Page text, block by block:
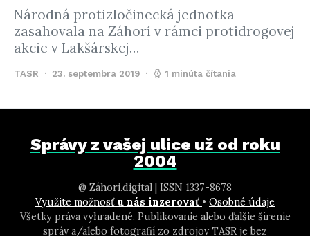
Národná protizločinecká jednotka
zasahovala na Záhorí v rámci protidrogovej
akcie v Lakšárskej…
TASR 23. septembra 2019 1 minúta čítania
Správy z vašej ulice už od roku
2004
@ Záhori.digital | ISSN 1337-8678
Využite možnosť u nás inzerovať • Osobné údaje
Všetky práva vyhradené. Publikovanie alebo ďalšie šírenie
správ a/alebo fotografií zo zdrojov TASR je bez